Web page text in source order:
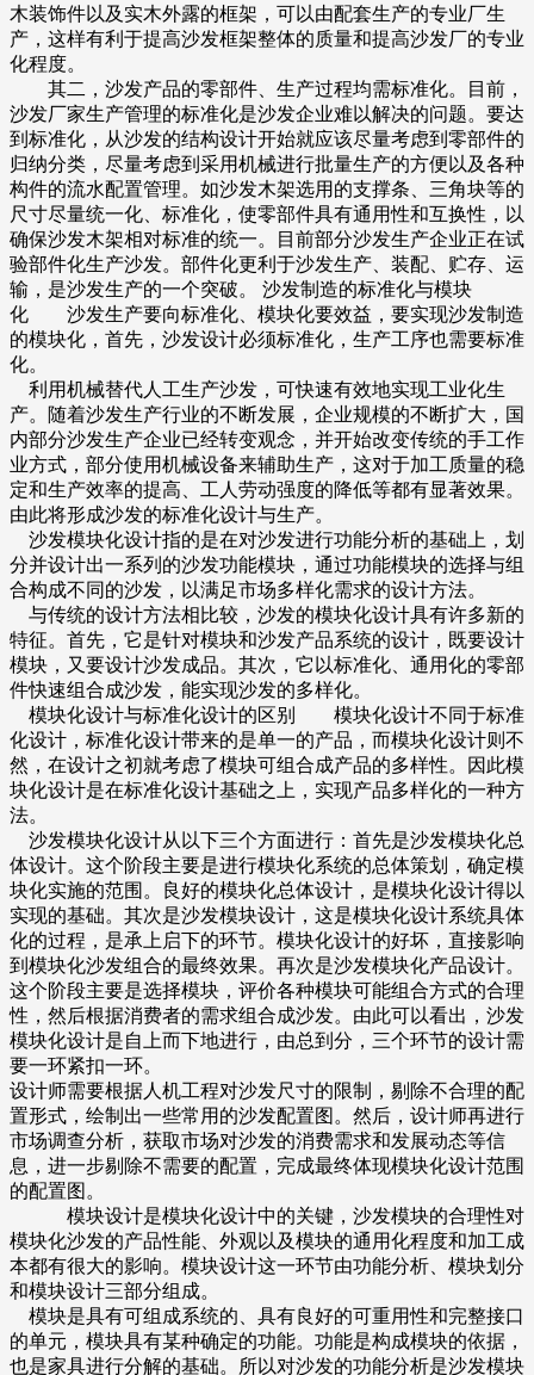
木装饰件以及实木外露的框架，可以由配套生产的专业厂生
产，这样有利于提高沙发框架整体的质量和提高沙发厂的专业
化程度。
其二，沙发产品的零部件、生产过程均需标准化。目前，
沙发厂家生产管理的标准化是沙发企业难以解决的问题。要达
到标准化，从沙发的结构设计开始就应该尽量考虑到零部件的
归纳分类，尽量考虑到采用机械进行批量生产的方便以及各种
构件的流水配置管理。如沙发木架选用的支撑条、三角块等的
尺寸尽量统一化、标准化，使零部件具有通用性和互换性，以
确保沙发木架相对标准的统一。目前部分沙发生产企业正在试
验部件化生产沙发。部件化更利于沙发生产、装配、贮存、运
输，是沙发生产的一个突破。 沙发制造的标准化与模块
化 沙发生产要向标准化、模块化要效益，要实现沙发制造
的模块化，首先，沙发设计必须标准化，生产工序也需要标准
化。
利用机械替代人工生产沙发，可快速有效地实现工业化生
产。随着沙发生产行业的不断发展，企业规模的不断扩大，国
内部分沙发生产企业已经转变观念，并开始改变传统的手工作
业方式，部分使用机械设备来辅助生产，这对于加工质量的稳
定和生产效率的提高、工人劳动强度的降低等都有显著效果。
由此将形成沙发的标准化设计与生产。
沙发模块化设计指的是在对沙发进行功能分析的基础上，划
分并设计出一系列的沙发功能模块，通过功能模块的选择与组
合构成不同的沙发，以满足市场多样化需求的设计方法。
与传统的设计方法相比较，沙发的模块化设计具有许多新的
特征。首先，它是针对模块和沙发产品系统的设计，既要设计
模块，又要设计沙发成品。其次，它以标准化、通用化的零部
件快速组合成沙发，能实现沙发的多样化。
模块化设计与标准化设计的区别 模块化设计不同于标准
化设计，标准化设计带来的是单一的产品，而模块化设计则不
然，在设计之初就考虑了模块可组合成产品的多样性。因此模
块化设计是在标准化设计基础之上，实现产品多样化的一种方
法。
沙发模块化设计从以下三个方面进行：首先是沙发模块化总
体设计。这个阶段主要是进行模块化系统的总体策划，确定模
块化实施的范围。良好的模块化总体设计，是模块化设计得以
实现的基础。其次是沙发模块设计，这是模块化设计系统具体
化的过程，是承上启下的环节。模块化设计的好坏，直接影响
到模块化沙发组合的最终效果。再次是沙发模块化产品设计。
这个阶段主要是选择模块，评价各种模块可能组合方式的合理
性，然后根据消费者的需求组合成沙发。由此可以看出，沙发
模块化设计是自上而下地进行，由总到分，三个环节的设计需
要一环紧扣一环。
设计师需要根据人机工程对沙发尺寸的限制，剔除不合理的配
置形式，绘制出一些常用的沙发配置图。然后，设计师再进行
市场调查分析，获取市场对沙发的消费需求和发展动态等信
息，进一步剔除不需要的配置，完成最终体现模块化设计范围
的配置图。
模块设计是模块化设计中的关键，沙发模块的合理性对
模块化沙发的产品性能、外观以及模块的通用化程度和加工成
本都有很大的影响。模块设计这一环节由功能分析、模块划分
和模块设计三部分组成。
模块是具有可组成系统的、具有良好的可重用性和完整接口
的单元，模块具有某种确定的功能。功能是构成模块的依据，
也是家具进行分解的基础。所以对沙发的功能分析是沙发模块